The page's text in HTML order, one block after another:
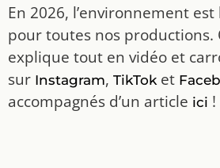
En 2026, l’environnement
pour toutes nos productions.
explique tout en vidéo et
sur Instagram, TikToket
accompagnés d’un article ici !